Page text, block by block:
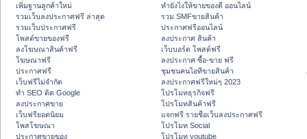
เพิ่มฐานลูกค้าใหม่
รวมเว็บลงประกาศฟรี ล่าสุด
รวมเว็บประกาศฟรี
โพสต์ขายของฟรี
ลงโฆษณาสินค้าฟรี
โฆษณาฟรี
ประกาศฟรี
เว็บฟรีไม่จำกัด
ทำ SEO ติด Google
ลงประกาศขาย
เว็บฟรียอดนิยม
โพสโฆษณา
ประกาศขายของ
ทํายังไงให้ขายของดี ออนไลน์
รวม SMFขายสินค้า
ประกาศฟรีออนไลน์
ลงประกาศ สินค้า
เว็บบอร์ด โพสต์ฟรี
ลงประกาศ ซื้อ-ขาย ฟรี
ชุมชนคนไอทีขายสินค้า
ลงประกาศฟรีใหม่ๆ 2023
โปรโมทธุรกิจฟรี
โปรโมทสินค้าฟรี
แจกฟรี รายชื่อเว็บลงประกาศฟรี
โปรโมท Social
โปรโมท youtube